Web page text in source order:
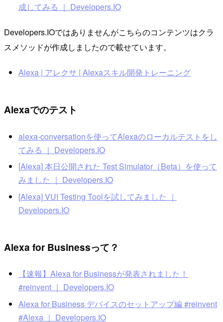
成してみる ｜ Developers.IO
Developers.IOではありませんがこちらのコンテンツはクラ
スメソッドが作成しましたので載せています。
Alexa | アレクサ | Alexaスキル開発トレーニング
Alexaでのテスト
alexa-conversationを使ってAlexaのローカルテストをし
てみる ｜ Developers.IO
[Alexa] 本日公開された Test Simulator（Beta）を使って
みました ｜ Developers.IO
[Alexa] VUI Testing Toolを試してみました ｜
Developers.IO
Alexa for Businessって？
【速報】Alexa for Businessが発表されました！
#reinvent ｜ Developers.IO
Alexa for Business デバイスのセットアップ編 #reinvent
#Alexa ｜ Developers.IO